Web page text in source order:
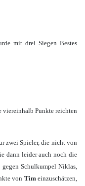
mit drei Siegen Bestes
viereinhalb Punkte reichten
zwei Spieler, die nicht von
dann leider auch noch die
Schulkumpel Niklas,
von Timeinzuschätzen,